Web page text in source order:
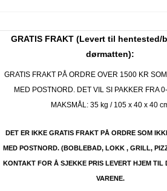
GRATIS FRAKT (Levert til hentested/
dørmatten):
GRATIS FRAKT PÅ ORDRE OVER 1500 KR
MED POSTNORD. DET VIL SI PAKKER FRA
MAKSMÅL:35 kg / 105 x 40 x 40
DET ER IKKE GRATIS FRAKT PÅ ORDRE SOM
MED POSTNORD. (BOBLEBAD, LOKK , GRILL,
KONTAKT FOR Å SJEKKE PRIS LEVERT HJEM TIL
VARENE.